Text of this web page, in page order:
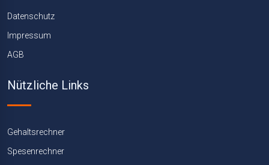
Datenschutz
Impressum
AGB
Nützliche Links
Gehaltsrechner
Spesenrechner